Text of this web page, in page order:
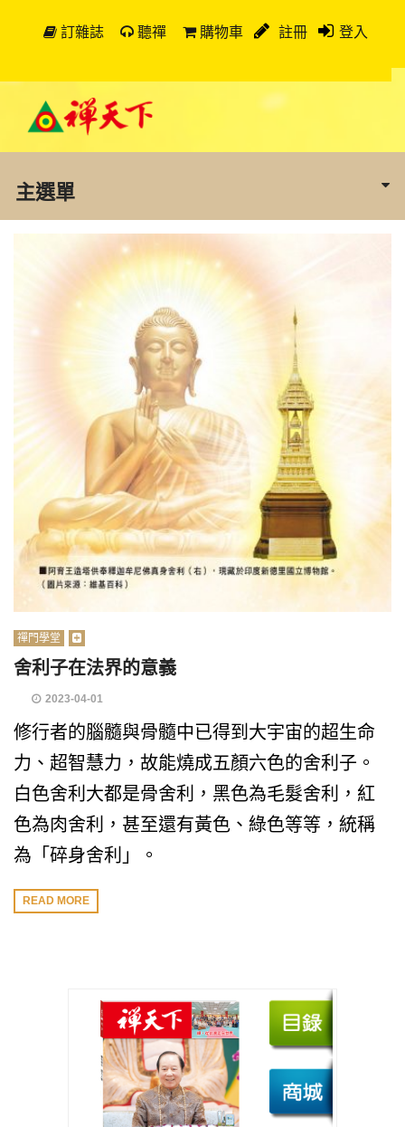
訂雜誌 聽禪 購物車 註冊 登入
主選單
禪門學堂
舍利子在法界的意義
2023-04-01
修行者的腦髓與骨髓中已得到大宇宙的超生命
力、超智慧力，故能燒成五顏六色的舍利子。
白色舍利大都是骨舍利，黑色為毛髮舍利，紅
色為肉舍利，甚至還有黃色、綠色等等，統稱
為「碎身舍利」。
READ MORE